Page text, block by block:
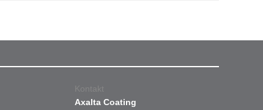
Kontakt
Axalta Coating